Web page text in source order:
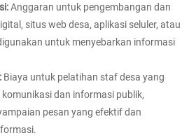
Anggaran untuk pengembangan dan
situs web desa, aplikasi seluler, atau
untuk menyebarkan informasi
Biaya untuk pelatihan staf desa yang
dan informasi publik,
pesan yang efektif dan